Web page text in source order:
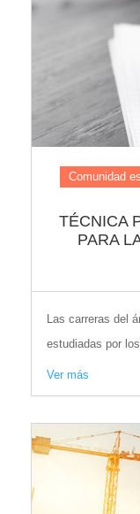
Comunidad
TÉCNICA
PARA
Las carreras del
estudiadas por
Ver más